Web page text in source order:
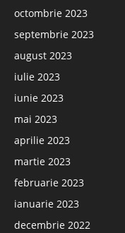
octombrie 2023
septembrie 2023
august 2023
iulie 2023
iunie 2023
mai 2023
aprilie 2023
martie 2023
februarie 2023
ianuarie 2023
decembrie 2022